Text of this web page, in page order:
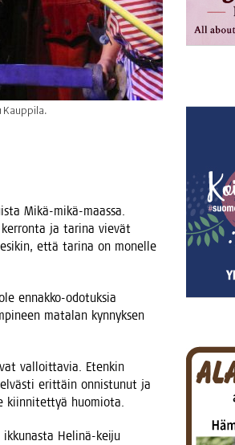
Kauppila.
Mikä-mikä-maas­sa.
ker­ron­ta ja tari­na vie­vät
että tari­na on monel­le
ennak­ko-odo­tuk­sia
mata­lan kyn­nyk­sen
val­loit­ta­via. Eten­kin
erit­täin onnis­tu­nut ja
kiin­ni­tet­tyä huomiota.
Heli­nä-kei­ju